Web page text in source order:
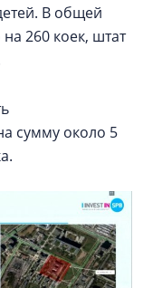
В общей
260 коек, штат
сумму около 5